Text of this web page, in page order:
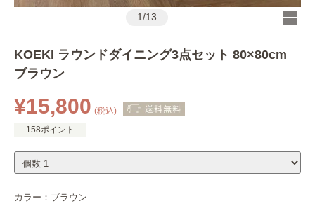
1/13
KOEKI ラウンドダイニング3点セット 80×80cm
ブラウン
¥15,800 (税込)
158ポイント
カラー： ブラウン